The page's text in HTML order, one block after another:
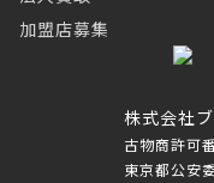
株式会社
古物商許可
東京都公安
加盟店募集